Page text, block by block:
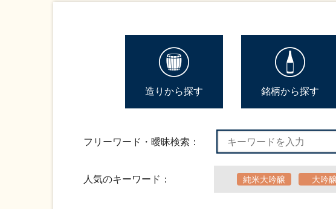
造りから探す 銘柄から探す
フリーワード・曖昧検索：
人気のキーワード： 純米大吟醸 大吟醸